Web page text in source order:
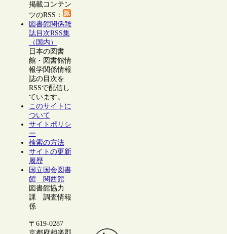
掲載コンテン
ツのRSS：
図書館関係雑
誌目次RSS集
（国内）
日本の図書
館・図書館情
報学関係情報
誌の目次を
RSSで配信し
ています。
このサイトに
ついて
サイトポリシ
ー
検索の方法
サイトの更新
履歴
国立国会図書
館 関西館
図書館協力
課 調査情報
係
〒619-0287